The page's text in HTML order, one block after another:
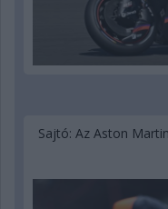
Sajtó: Az Aston